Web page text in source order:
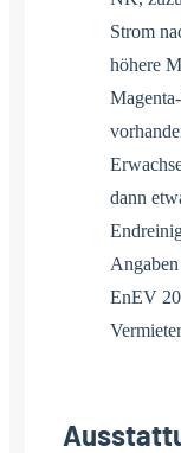
Strom
höhere
dann
EnEV